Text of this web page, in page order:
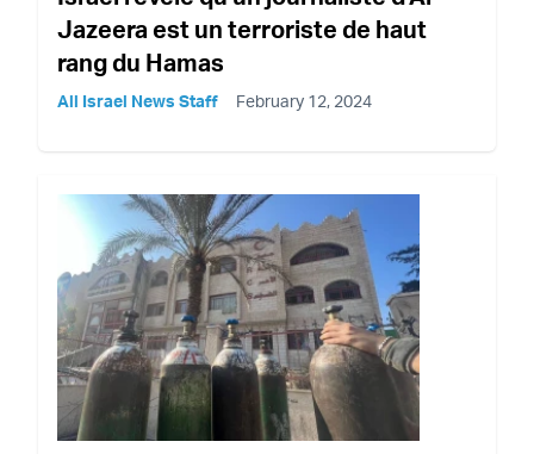
Jazeera est un terroriste de haut
rang du Hamas
All Israel News Staff February 12, 2024